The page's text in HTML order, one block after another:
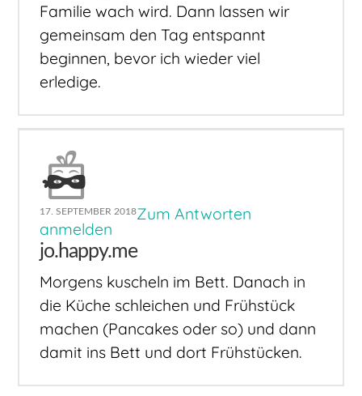
Familie wach wird. Dann lassen wir
gemeinsam den Tag entspannt
beginnen, bevor ich wieder viel
erledige.
17. SEPTEMBER 2018Zum Antworten
anmelden
jo.happy.me
Morgens kuscheln im Bett. Danach in
die Küche schleichen und Frühstück
machen (Pancakes oder so) und dann
damit ins Bett und dort Frühstücken.